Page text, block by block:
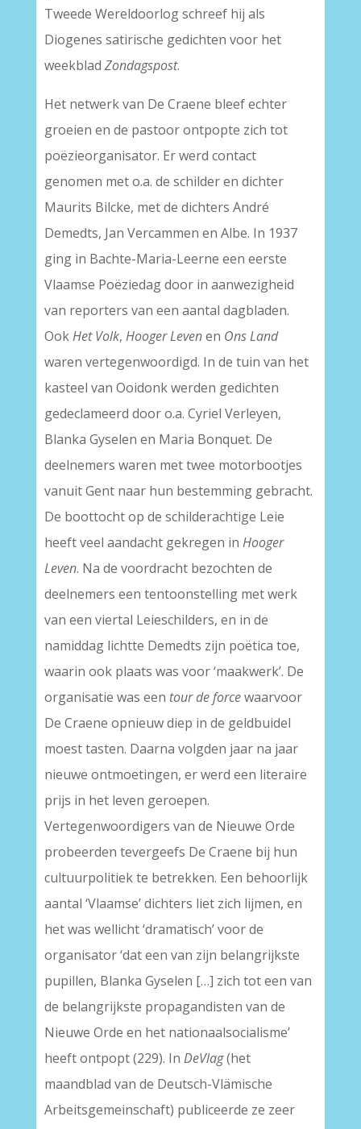
Tweede Wereldoorlog schreef hij als
Diogenes satirische gedichten voor het
weekblad Zondagspost.
Het netwerk van De Craene bleef echter
groeien en de pastoor ontpopte zich tot
poëzieorganisator. Er werd contact
genomen met o.a. de schilder en dichter
Maurits Bilcke, met de dichters André
Demedts, Jan Vercammen en Albe. In 1937
ging in Bachte-Maria-Leerne een eerste
Vlaamse Poëziedag door in aanwezigheid
van reporters van een aantal dagbladen.
OokHet Volk, Hooger Levenen Ons Land
waren vertegenwoordigd. In de tuin van het
kasteel van Ooidonk werden gedichten
gedeclameerd door o.a. Cyriel Verleyen,
Blanka Gyselen en Maria Bonquet. De
deelnemers waren met twee motorbootjes
vanuit Gent naar hun bestemming gebracht.
De boottocht op de schilderachtige Leie
heeft veel aandacht gekregen in Hooger
Leven. Na de voordracht bezochten de
deelnemers een tentoonstelling met werk
van een viertal Leieschilders, en in de
namiddag lichtte Demedts zijn poëtica toe,
waarin ook plaats was voor ‘maakwerk’. De
organisatie was een tour de forcewaarvoor
De Craene opnieuw diep in de geldbuidel
moest tasten. Daarna volgden jaar na jaar
nieuwe ontmoetingen, er werd een literaire
prijs in het leven geroepen.
Vertegenwoordigers van de Nieuwe Orde
probeerden tevergeefs De Craene bij hun
cultuurpolitiek te betrekken. Een behoorlijk
aantal ‘Vlaamse’ dichters liet zich lijmen, en
het was wellicht ‘dramatisch’ voor de
organisator ‘dat een van zijn belangrijkste
pupillen, Blanka Gyselen […] zich tot een van
de belangrijkste propagandisten van de
Nieuwe Orde en het nationaalsocialisme’
heeft ontpopt (229). In DeVlag(het
maandblad van de Deutsch-Vlämische
Arbeitsgemeinschaft) publiceerde ze zeer